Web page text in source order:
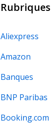
Rubriques
Aliexpress
Amazon
Banques
BNP Paribas
Booking.com